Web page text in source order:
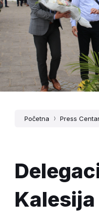
Početna Press